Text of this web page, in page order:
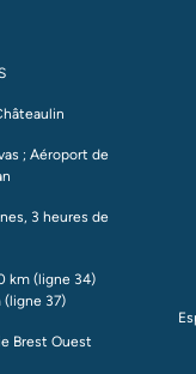
; Aéroport de
3 heures de
km (ligne 34)
(ligne 37)
Brest Ouest